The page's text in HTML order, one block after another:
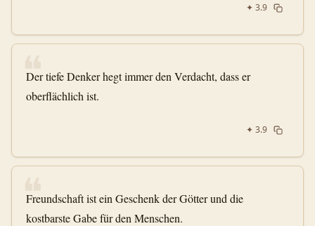
✦ 3.9
❝
Der tiefe Denker hegt immer den Verdacht, dass er
oberflächlich ist.
✦ 3.9
❝
Freundschaft ist ein Geschenk der Götter und die
kostbarste Gabe für den Menschen.